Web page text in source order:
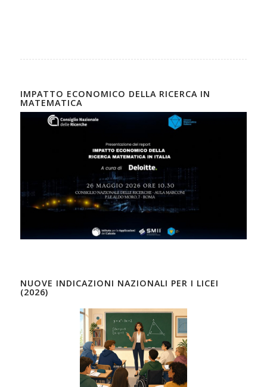
IMPATTO ECONOMICO DELLA RICERCA IN
MATEMATICA
NUOVE INDICAZIONI NAZIONALI PER I LICEI
(2026)